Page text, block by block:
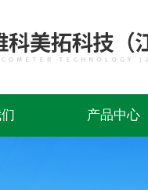
产品中心